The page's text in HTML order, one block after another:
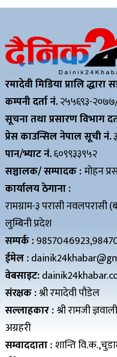
रमादेवी मिडिया प्रालि द्धारा
कम्पनी दर्ता नं.२५५६९३-
सूचना तथा प्रसारण विभाग
प्रेस काउन्सिल नेपाल सूची नं.
पान/भ्याट नं.६०९९३३९५२
सञ्चालक/ सम्पादक :मोहन
कार्यालय ठेगाना :
रामग्राम-३ परासी नवलपरासी
लुम्बिनी प्रदेश
सम्पर्क :
ईमेल :
वेबसाइट:
संरक्षक :श्री रमादेवी पौडेल
सल्लाहकार :श्री रामजी
अग्रहरी
सम्वाददाता :शान्ति